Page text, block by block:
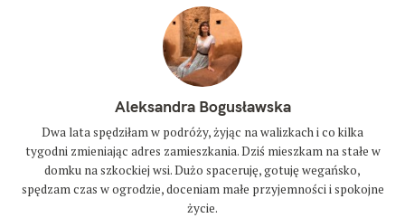
ć
s
i
Aleksandra Bogusławska
Dwa lata spędziłam w podróży, żyjąc na walizkach i co kilka
tygodni zmieniając adres zamieszkania. Dziś mieszkam na stałe w
domku na szkockiej wsi. Dużo spaceruję, gotuję wegańsko,
spędzam czas w ogrodzie, doceniam małe przyjemności i spokojne
życie.